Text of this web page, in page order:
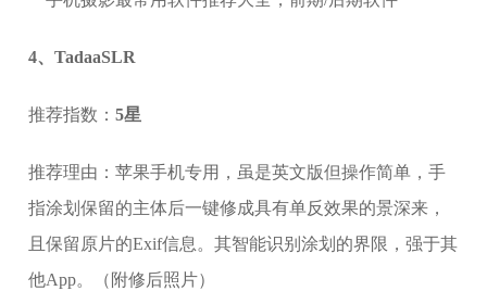
4、TadaaSLR
推荐指数：5星
推荐理由：苹果手机专用，虽是英文版但操作简单，手
指涂划保留的主体后一键修成具有单反效果的景深来，
且保留原片的Exif信息。其智能识别涂划的界限，强于其
他App。（附修后照片）